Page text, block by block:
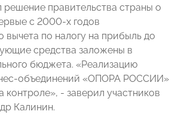
правительства страны о
с 2000-х годов
вычета по налогу на прибыль до
средства заложены в
бюджета. «Реализацию
объединений «ОПОРА РОССИИ»
контроле», - заверил участников
Калинин.